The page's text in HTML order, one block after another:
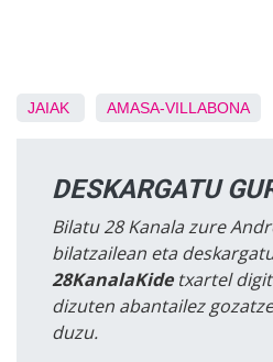
JAIAK AMASA-VILLABONA
DESKARGATU
Bilatu 28 Kanala zure
bilatzailean eta
28KanalaKidetxartel
dizuten abantailez
duzu.